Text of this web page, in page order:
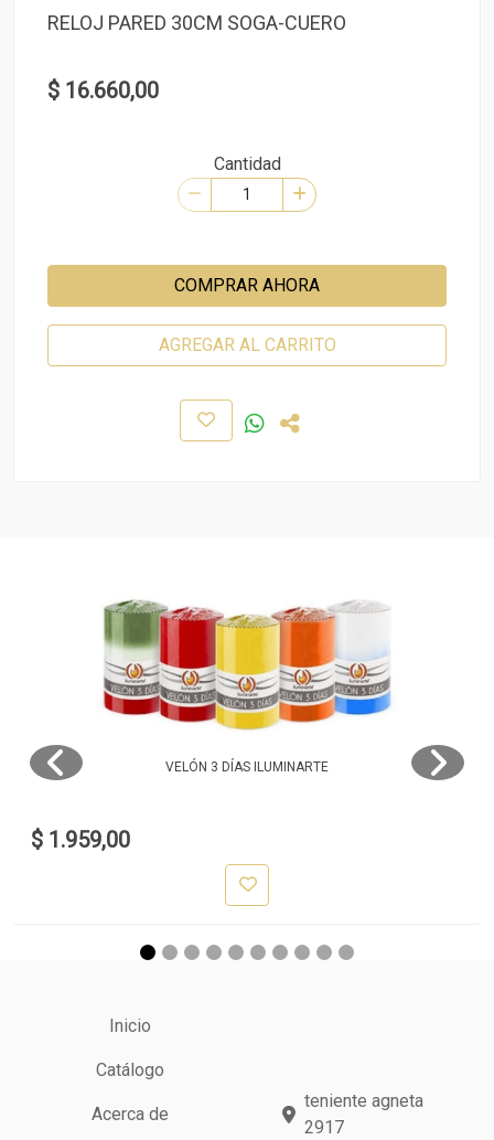
RELOJ PARED 30CM SOGA-CUERO
$ 16.660,00
Cantidad
COMPRAR AHORA
AGREGAR AL CARRITO
VELÓN 3 DÍAS ILUMINARTE
$ 1.959,00
Inicio
Catálogo
Acerca de
teniente agneta
2917